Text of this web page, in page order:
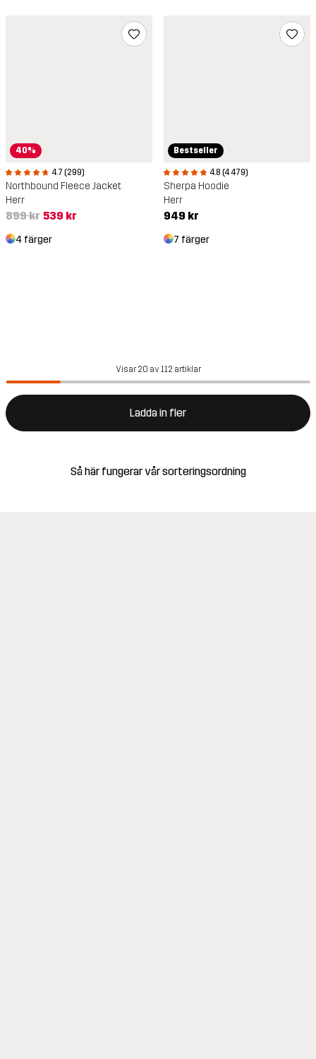
40%
4.7 (299)
Northbound Fleece Jacket
Herr
899 kr 539 kr
4 färger
Bestseller
4.8 (4 479)
Sherpa Hoodie
Herr
949 kr
7 färger
Visar 20 av 112 artiklar
Ladda in fler
Så här fungerar vår sorteringsordning